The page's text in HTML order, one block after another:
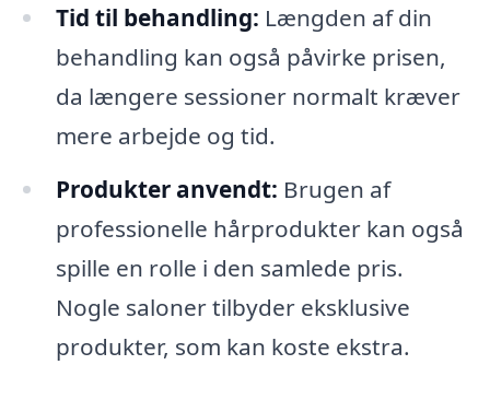
Tid til behandling: Længden af din
behandling kan også påvirke prisen,
da længere sessioner normalt kræver
mere arbejde og tid.
Produkter anvendt: Brugen af
professionelle hårprodukter kan også
spille en rolle i den samlede pris.
Nogle saloner tilbyder eksklusive
produkter, som kan koste ekstra.